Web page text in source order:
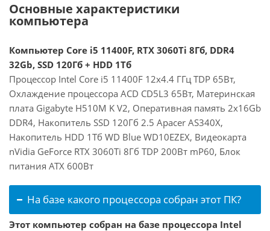
Основные характеристики
компьютера
Компьютер Core i5 11400F, RTX 3060Ti 8Гб, DDR4
32Gb, SSD 120Гб + HDD 1Тб
Процессор Intel Core i5 11400F 12x4.4 ГГц TDP 65Вт,
Охлаждение процессора ACD CD5L3 65Вт, Материнская
плата Gigabyte H510M K V2, Оперативная память 2x16Gb
DDR4, Накопитель SSD 120Гб 2.5 Apacer AS340X,
Накопитель HDD 1Тб WD Blue WD10EZEX, Видеокарта
nVidia GeForce RTX 3060Ti 8Гб TDP 200Вт mP60, Блок
питания ATX 600Вт
На базе какого процессора собран этот ПК?
Этот компьютер собран на базе процессора Intel